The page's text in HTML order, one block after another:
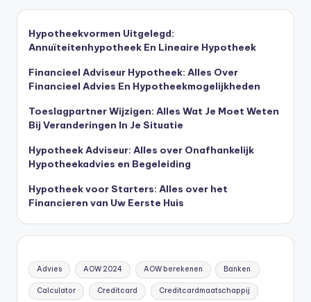
Hypotheekvormen Uitgelegd:
Annuïteitenhypotheek En Lineaire Hypotheek
Financieel Adviseur Hypotheek: Alles Over
Financieel Advies En Hypotheekmogelijkheden
Toeslagpartner Wijzigen: Alles Wat Je Moet Weten
Bij Veranderingen In Je Situatie
Hypotheek Adviseur: Alles over Onafhankelijk
Hypotheekadvies en Begeleiding
Hypotheek voor Starters: Alles over het
Financieren van Uw Eerste Huis
Advies AOW 2024 AOW berekenen Banken
Calculator Creditcard Creditcardmaatschappij